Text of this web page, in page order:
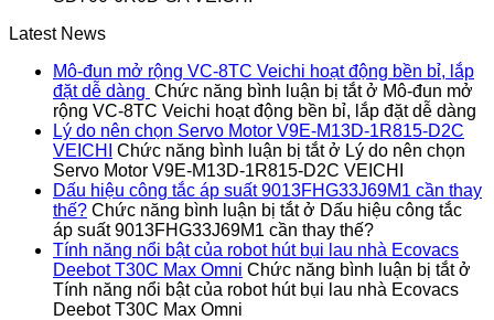
Latest News
Mô-đun mở rộng VC-8TC Veichi hoạt động bền bỉ, lắp
đặt dễ dàng Chức năng bình luận bị tắtở Mô-đun mở
rộng VC-8TC Veichi hoạt động bền bỉ, lắp đặt dễ dàng
Lý do nên chọn Servo Motor V9E-M13D-1R815-D2C
VEICHI
Chức năng bình luận bị tắtở Lý do nên chọn
Servo Motor V9E-M13D-1R815-D2C VEICHI
Dấu hiệu công tắc áp suất 9013FHG33J69M1 cần thay
thế? Chức năng bình luận bị tắtở Dấu hiệu công tắc
áp suất 9013FHG33J69M1 cần thay thế?
Tính năng nổi bật của robot hút bụi lau nhà Ecovacs
Deebot T30C Max Omni Chức năng bình luận bị tắtở
Tính năng nổi bật của robot hút bụi lau nhà Ecovacs
Deebot T30C Max Omni